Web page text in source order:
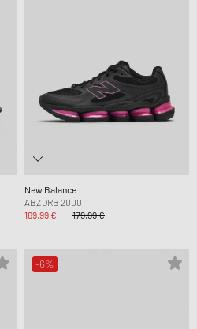
New Balance
ABZORB 2000
169,99 €
179,99 €
-6%